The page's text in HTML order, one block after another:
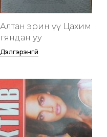
Алтан эрин үү Цахим
гяндан уу
Дэлгэрэнгүй